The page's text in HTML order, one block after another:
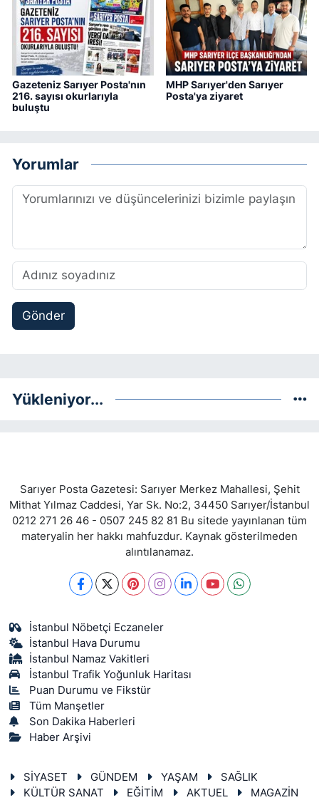
Gazeteniz Sarıyer Posta'nın
216. sayısı okurlarıyla
buluştu
MHP Sarıyer'den Sarıyer
Posta'ya ziyaret
Yorumlar
Gönder
Yükleniyor...
Sarıyer Posta Gazetesi: Sarıyer Merkez Mahallesi, Şehit
Mithat Yılmaz Caddesi, Yar Sk. No:2, 34450 Sarıyer/İstanbul
0212 271 26 46 - 0507 245 82 81 Bu sitede yayınlanan tüm
materyalin her hakkı mahfuzdur. Kaynak gösterilmeden
alıntılanamaz.
İstanbul Nöbetçi Eczaneler
İstanbul Hava Durumu
İstanbul Namaz Vakitleri
İstanbul Trafik Yoğunluk Haritası
Puan Durumu ve Fikstür
Tüm Manşetler
Son Dakika Haberleri
Haber Arşivi
SİYASET GÜNDEM YAŞAM
SAĞLIK
KÜLTÜR SANAT
EĞİTİM AKTUEL MAGAZİN